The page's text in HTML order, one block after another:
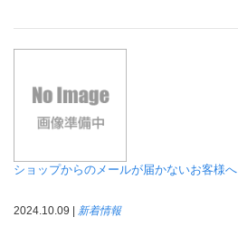
ショップからのメールが届かないお客様へ
2024.10.09 | 新着情報